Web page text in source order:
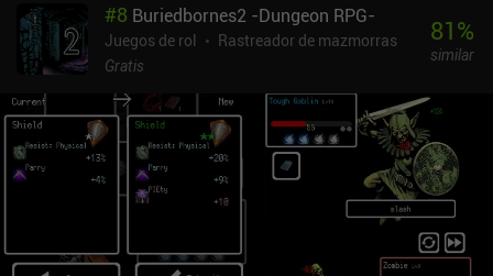
#8 Buriedbornes2 -Dungeon RPG-
Juegos de rol
Rastreador de mazmorras
Gratis
81%
similar